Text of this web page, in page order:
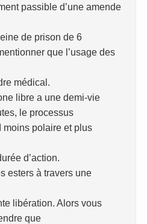
passible d’une amende
de prison de 6
que l’usage des
médical.
libre a une demi-vie
le processus
moins polaire et plus
d’action.
esters à travers une
libération. Alors vous
que